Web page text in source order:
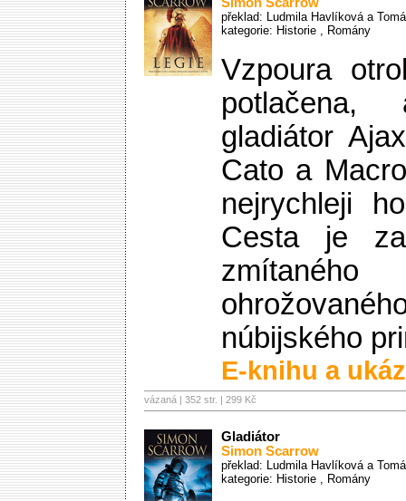
překlad: Ludmila Havlíková a
kategorie: Historie , Romány
Vzpoura
gladiátor
Cato a
nejrychleji
Cesta je
núbijského
E-knihu a
vázaná | 352 str. | 299 Kč
Gladiátor
Simon Scarrow
překlad: Ludmila Havlíková a
kategorie: Historie , Romány